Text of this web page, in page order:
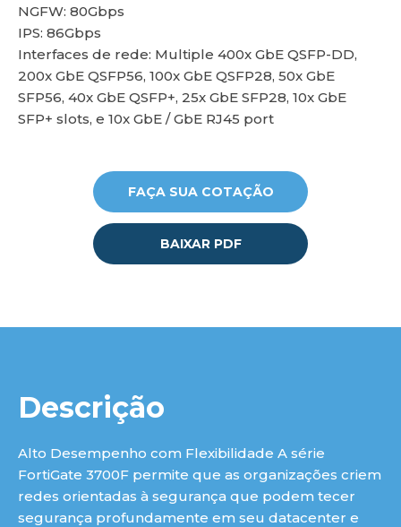
NGFW: 80Gbps
IPS: 86Gbps
Interfaces de rede: Multiple 400x GbE QSFP-DD,
200x GbE QSFP56, 100x GbE QSFP28, 50x GbE
SFP56, 40x GbE QSFP+, 25x GbE SFP28, 10x GbE
SFP+ slots, e 10x GbE / GbE RJ45 port
FAÇA SUA COTAÇÃO
BAIXAR PDF
Descrição
Alto Desempenho com Flexibilidade A série
FortiGate 3700F permite que as organizações criem
redes orientadas à segurança que podem tecer
segurança profundamente em seu datacenter e